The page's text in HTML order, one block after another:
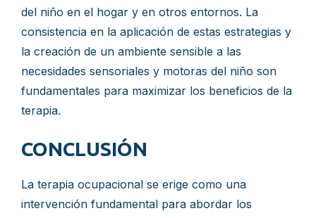
del niño en el hogar y en otros entornos. La
consistencia en la aplicación de estas estrategias y
la creación de un ambiente sensible a las
necesidades sensoriales y motoras del niño son
fundamentales para maximizar los beneficios de la
terapia.
CONCLUSIÓN
La terapia ocupacional se erige como una
intervención fundamental para abordar los